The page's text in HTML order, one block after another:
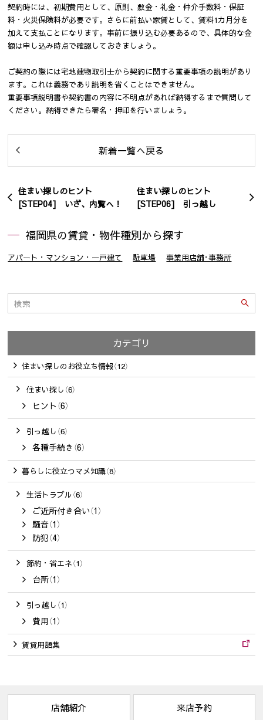
契約時には、初期費用として、原則、敷金・礼金・仲介手数料・保証
料・火災保険料が必要です。さらに前払い家賃として、賃料1カ月分を
加えて支払ことになります。事前に振り込む必要あるので、具体的な金
額は申し込み時点で確認しておきましょう。
ご契約の際には宅地建物取引士から契約に関する重要事項の説明があり
ます。これは義務であり説明を省くことはできません。
重要事項説明書や契約書の内容に不明点があれば納得するまで質問して
ください。納得できたら署名・押印を行いましょう。
新着一覧へ戻る
住まい探しのヒント
[STEP04] いざ、内覧へ！
住まい探しのヒント
[STEP06] 引っ越し
福岡県の賃貸・物件種別から探す
アパート・マンション・一戸建て 駐車場 事業用店舗･事務所
カテゴリ
住まい探しのお役立ち情報（12）
住まい探し（6）
ヒント（6）
引っ越し（6）
各種手続き（6）
暮らしに役立つマメ知識（8）
生活トラブル（6）
ご近所付き合い（1）
騒音（1）
防犯（4）
節約・省エネ（1）
台所（1）
引っ越し（1）
費用（1）
賃貸用語集
店舗紹介 来店予約